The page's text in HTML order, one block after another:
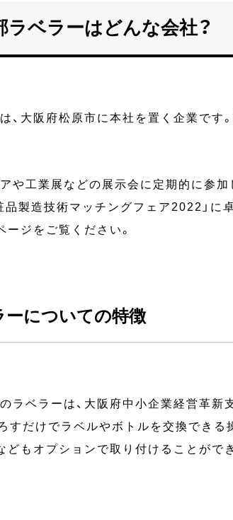
ラベラーはどんな会社？
、大阪府松原市に本社を置く企業で
や工業展などの展示会に定期的に参
品製造技術マッチングフェア2022」
ージをご覧ください。
ーについての特徴
ラベラーは、大阪府中小企業経営革新
すだけでラベルやボトルを交換できる
どもオプションで取り付けることができ